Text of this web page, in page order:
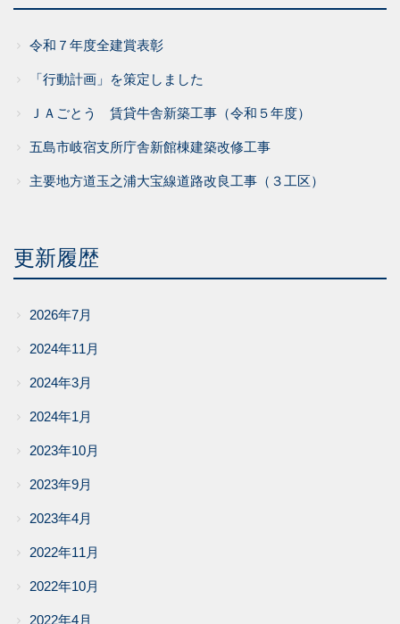
令和７年度全建賞表彰
「行動計画」を策定しました
ＪＡごとう 賃貸牛舎新築工事（令和５年度）
五島市岐宿支所庁舎新館棟建築改修工事
主要地方道玉之浦大宝線道路改良工事（３工区）
更新履歴
2026年7月
2024年11月
2024年3月
2024年1月
2023年10月
2023年9月
2023年4月
2022年11月
2022年10月
2022年4月